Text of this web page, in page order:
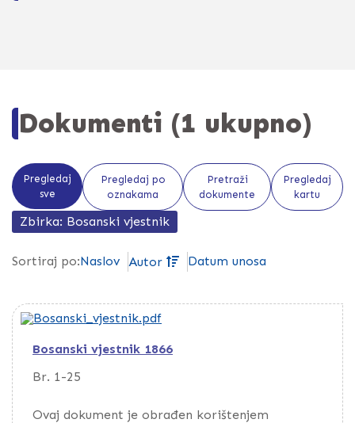
Dokumenti (1 ukupno)
Pregledaj
sve
Pregledaj po
oznakama
Pretraži
dokumente
Pregledaj
kartu
Zbirka: Bosanski vjestnik
Sortiraj po:Naslov Autor Datum unosa
Bosanski vjestnik 1866
Br. 1-25
Ovaj dokument je obrađen korištenjem